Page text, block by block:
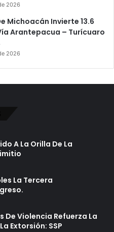
2026
Michoacán Invierte 13.6
Arantepacua – Turícuaro
2026
A La Orilla De La
La Tercera
De Violencia Refuerza La
Extorsión: SSP